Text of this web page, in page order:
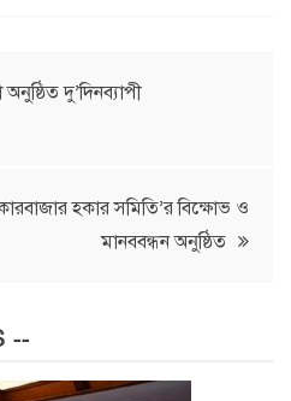
দু’দিনব্যাপী
হকার সমিতি’র বিক্ষোভ ও
মানববন্ধন অনুষ্ঠিত
--